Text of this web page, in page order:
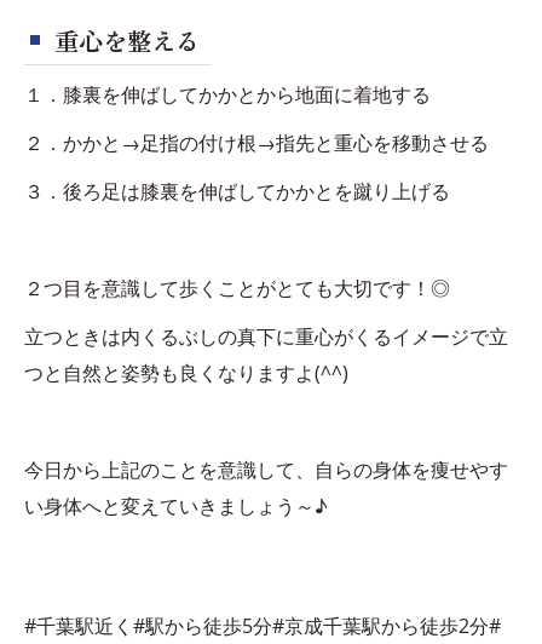
重心を整える
１．膝裏を伸ばしてかかとから地面に着地する
２．かかと→足指の付け根→指先と重心を移動させる
３．後ろ足は膝裏を伸ばしてかかとを蹴り上げる
２つ目を意識して歩くことがとても大切です！◎
立つときは内くるぶしの真下に重心がくるイメージで立
つと自然と姿勢も良くなりますよ(^^)
今日から上記のことを意識して、自らの身体を痩せやす
い身体へと変えていきましょう～♪
#千葉駅近く#駅から徒歩5分#京成千葉駅から徒歩2分#